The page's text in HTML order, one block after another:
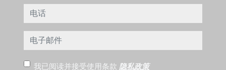
电话
电子邮件
我已阅读并接受使用条款 隐私政策